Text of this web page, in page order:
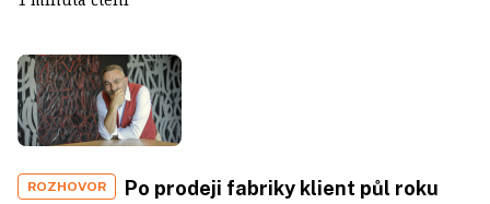
ROZHOVOR
Po prodeji fabriky klient půl roku